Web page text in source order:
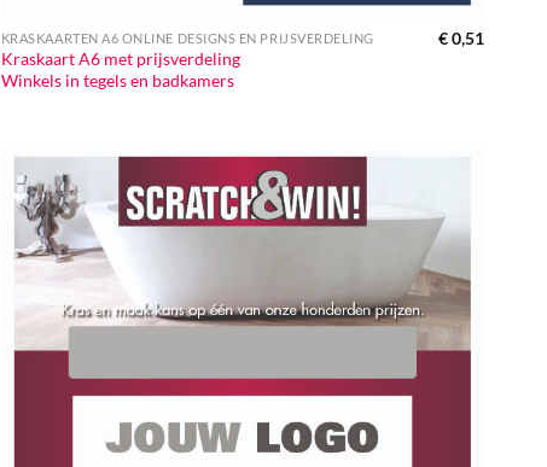
KRASKAARTEN A6 ONLINE DESIGNS EN PRIJSVERDELING
Kraskaart A6 met prijsverdeling
Winkels in tegels en badkamers
€0,51